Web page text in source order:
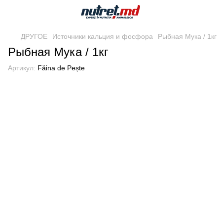
ДРУГОЕ Источники кальция и фосфора Рыбная Мука / 1кг
Рыбная Мука / 1кг
Артикул: Făina de Pește